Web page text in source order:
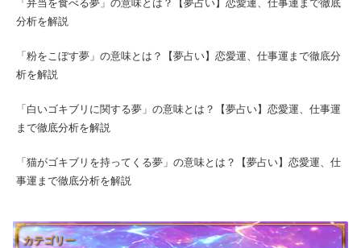
「弁当を食べる夢」の意味とは？【夢占い】恋愛運、仕事運まで徹底
分析を解説
「粉をこぼす夢」の意味とは？【夢占い】恋愛運、仕事運まで徹底分
析を解説
「白いゴキブリに関する夢」の意味とは？【夢占い】恋愛運、仕事運
まで徹底分析を解説
「猫がゴキブリを持ってくる夢」の意味とは？【夢占い】恋愛運、仕
事運まで徹底分析を解説
カテゴリー